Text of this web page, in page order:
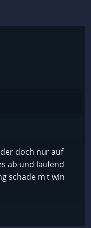
doch nur auf
ab und laufend
schade mit win